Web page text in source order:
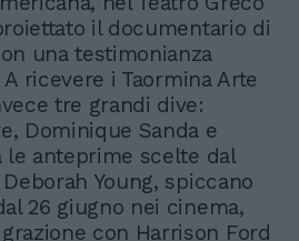
il documentario di
una testimonianza
ricevere i Taormina Arte
tre grandi dive:
Dominique Sanda e
le anteprime scelte dal
Young, spiccano
26 giugno nei cinema,
con Harrison Ford